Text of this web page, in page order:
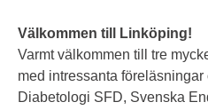
Välkommen till Linköping!
Varmt välkommen till tre
med intressanta
Diabetologi SFD, Svenska